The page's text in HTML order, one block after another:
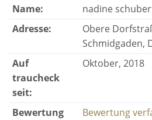
Name:
nadine
Adresse:
Obere
Schmidgaden,
Auf
traucheck
seit:
Oktober, 2018
Bewertung
Bewertung